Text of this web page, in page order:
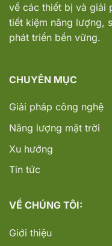
về các thiết bị và giải
tiết kiệm năng lượng,
phát triển bền vững.
CHUYÊN MỤC
Giải pháp công nghệ
Năng lượng mặt trời
Xu hướng
Tin tức
VỀ CHÚNG TÔI:
Giới thiệu